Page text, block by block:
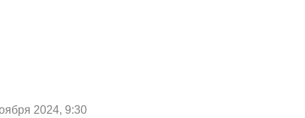
2024, 9:30